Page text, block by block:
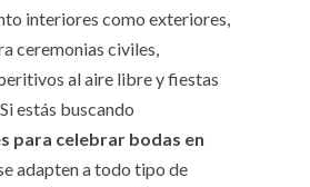
interiores como exteriores,
ceremonias civiles,
al aire libre y fiestas
estás buscando
para celebrar bodas en
adapten a todo tipo de